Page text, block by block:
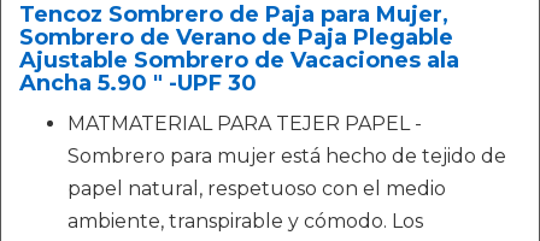
Tencoz Sombrero de Paja para Mujer,
Sombrero de Verano de Paja Plegable
Ajustable Sombrero de Vacaciones ala
Ancha 5.90 ″ -UPF 30
MATMATERIAL PARA TEJER PAPEL -
Sombrero para mujer está hecho de tejido de
papel natural, respetuoso con el medio
ambiente, transpirable y cómodo. Los